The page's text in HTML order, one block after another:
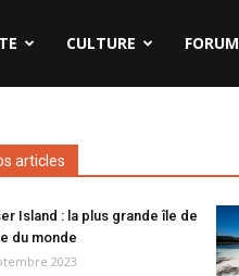
CULTURE FORUM
articles
Island : la plus grande île de
du monde
2023